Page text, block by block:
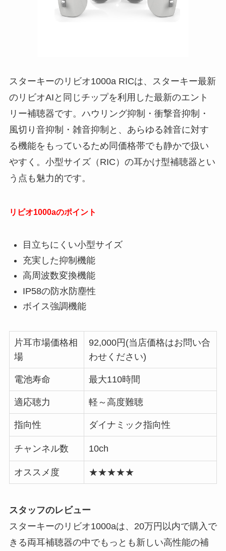
スターキーのリビオ1000a RICは、スターキー最新
のリビオAIと同じチップを利用した最新のエント
リー補聴器です。ハウリング抑制・衝撃音抑制・
風切り音抑制・雑音抑制と、あらゆる雑音に対す
る機能をもっているため同価格帯でも静かで扱い
やすく。小型サイズ（RIC）の耳かけ型補聴器とい
う点も魅力的です。
リビオ1000aのポイント
目立ちにくい小型サイズ
充実した抑制機能
高周波数変換機能
IP58の防水防塵性
ボイス強調機能
片耳市場価格相
場
92,000円(当店価格はお問い合
わせください)
電池寿命 最大110時間
適応聴力 軽～高度難聴
指向性 ダイナミック指向性
チャンネル数 10ch
オススメ度 ★★★★★
スタッフのレビュー
スターキーのリビオ1000aは、20万円以内で購入で
きる両耳補聴器の中でもっとも新しい高性能の補